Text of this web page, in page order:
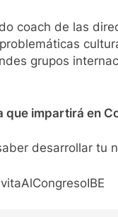
coach de las
grupos
que impartirá en
desarrollar tu